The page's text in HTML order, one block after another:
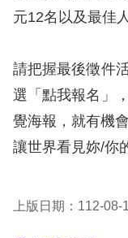
權
料
庫
無
快
元12名以及最佳
請把握最後徵件
選「點我報名」
覺海報，就有機
讓世界看見妳/你
上版日期：112-08-